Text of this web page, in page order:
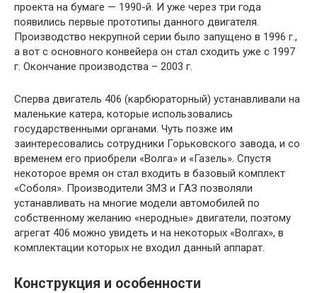
проекта на бумаге — 1990-й. И уже через три года
появились первые прототипы данного двигателя.
Производство некрупной серии было запущено в 1996 г.,
а вот с основного конвейера он стал сходить уже с 1997
г. Окончание производства – 2003 г.
Сперва двигатель 406 (карбюраторный) устанавливали на
маленькие катера, которые использовались
государственными органами. Чуть позже им
заинтересовались сотрудники Горьковского завода, и со
временем его приобрели «Волга» и «Газель». Спустя
некоторое время он стал входить в базовый комплект
«Соболя». Производители ЗМЗ и ГАЗ позволяли
устанавливать на многие модели автомобилей по
собственному желанию «неродные» двигатели, поэтому
агрегат 406 можно увидеть и на некоторых «Волгах», в
комплектации которых не входил данный аппарат.
Конструкция и особенности